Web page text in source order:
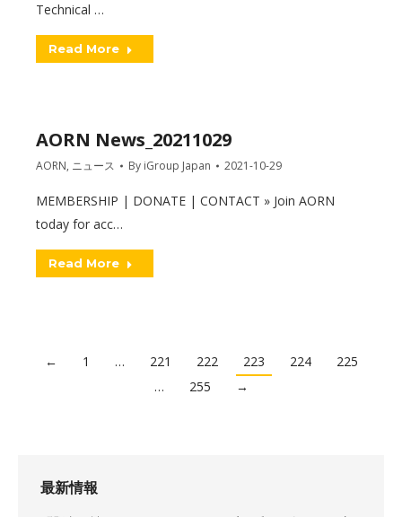
Technical …
Read More
AORN News_20211029
AORN, ニュース By iGroup Japan 2021-10-29
MEMBERSHIP | DONATE | CONTACT » Join AORN
today for acc…
Read More
← 1 … 221 222 223 224
225
…
255 →
最新情報